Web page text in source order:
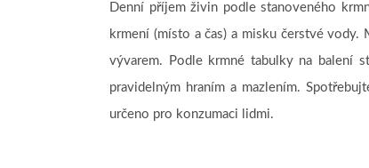
Denní příjem živin podle stanoveného
krmení (místo a čas) a misku čerstvé
vývarem. Podle krmné tabulky na balení
pravidelným hraním a mazlením.
určeno pro konzumaci lidmi.